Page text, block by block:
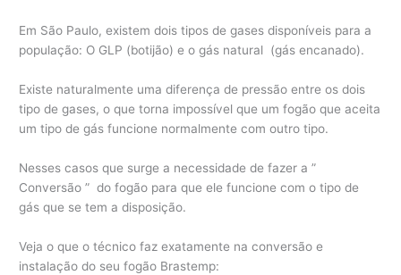
Em São Paulo, existem dois tipos de gases disponíveis para a
população: O GLP (botijão) e o gás natural (gás encanado).
Existe naturalmente uma diferença de pressão entre os dois
tipo de gases, o que torna impossível que um fogão que aceita
um tipo de gás funcione normalmente com outro tipo.
Nesses casos que surge a necessidade de fazer a ”
Conversão ” do fogão para que ele funcione com o tipo de
gás que se tem a disposição.
Veja o que o técnico faz exatamente na conversão e
instalação do seu fogão Brastemp: